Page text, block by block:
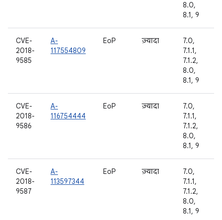
8.0,
8.1, 9
CVE-
2018-
9585
A-
117554809
EoP ज़्यादा
7.0,
7.1.1,
7.1.2,
8.0,
8.1, 9
CVE-
2018-
9586
A-
116754444
EoP ज़्यादा
7.0,
7.1.1,
7.1.2,
8.0,
8.1, 9
CVE-
2018-
9587
A-
113597344
EoP ज़्यादा
7.0,
7.1.1,
7.1.2,
8.0,
8.1, 9